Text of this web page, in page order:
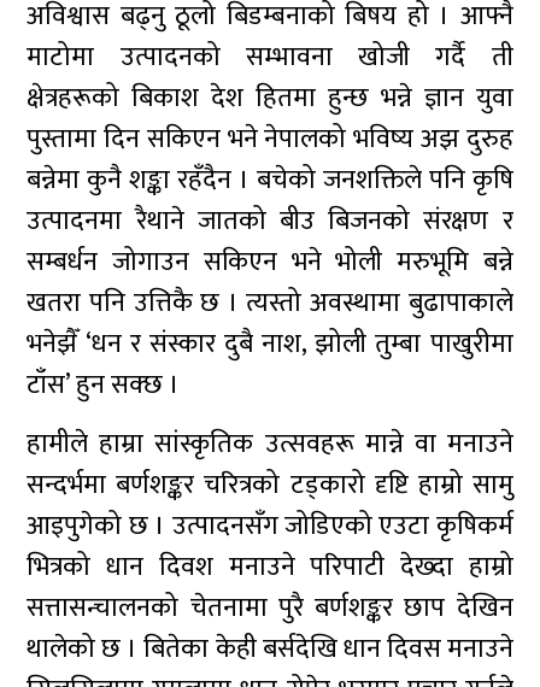
अविश्वास बढ्नु ठूलो बिडम्बनाको बिषय हो । आफ्नै
माटोमा उत्पादनको सम्भावना खोजी गर्दै ती
क्षेत्रहरूको बिकाश देश हितमा हुन्छ भन्ने ज्ञान युवा
पुस्तामा दिन सकिएन भने नेपालको भविष्य अझ दुरुह
बन्नेमा कुनै शङ्का रहँदैन । बचेको जनशक्तिले पनि कृषि
उत्पादनमा रैथाने जातको बीउ बिजनको संरक्षण र
सम्बर्धन जोगाउन सकिएन भने भोली मरुभूमि बन्ने
खतरा पनि उत्तिकै छ । त्यस्तो अवस्थामा बुढापाकाले
भनेझैँ ‘धन र संस्कार दुबै नाश, झोली तुम्बा पाखुरीमा
टाँस’ हुन सक्छ ।
हामीले हाम्रा सांस्कृतिक उत्सवहरू मान्ने वा मनाउने
सन्दर्भमा बर्णशङ्कर चरित्रको टड्कारो दृष्टि हाम्रो सामु
आइपुगेको छ । उत्पादनसँग जोडिएको एउटा कृषिकर्म
भित्रको धान दिवश मनाउने परिपाटी देख्दा हाम्रो
सत्तासन्चालनको चेतनामा पुरै बर्णशङ्कर छाप देखिन
थालेको छ । बितेका केही बर्सदेखि धान दिवस मनाउने